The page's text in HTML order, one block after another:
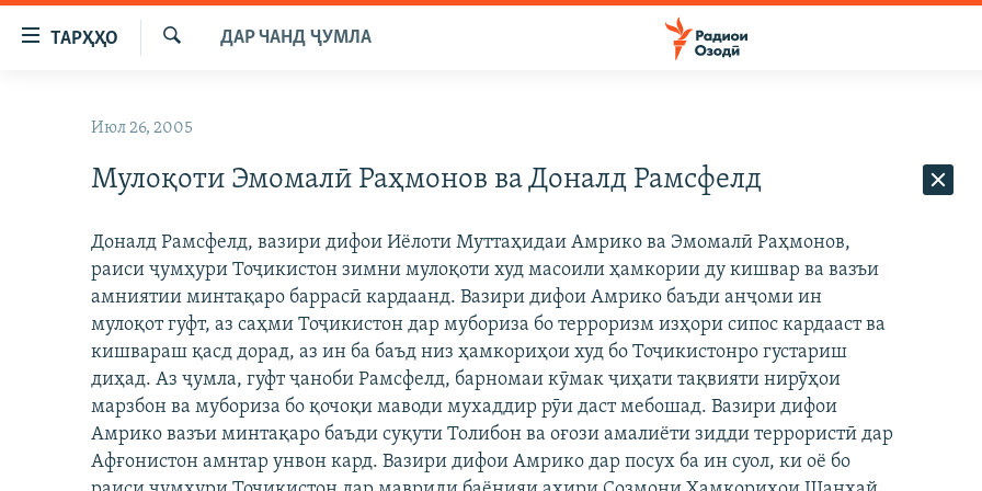
Пайвандҳои
дастрасӣ
ТАРҲҲО
ИҚТИСОД
ОСИЁИ МАРКАЗӢ
МЕҲМОНИ ОЗОДӢ
ВАРЗИШ
ГАПИ ОЗОД
РӮЗГОРИ МУҲОҶИР
ТАҲҚИҚОТ
ҶАНГ ДАР УКРАИНА
НАЗАРИ МАРДУМ
БЛОГИСТОН
ОЗОДӢ ОНЛАЙН
ЧАНДРАСОНАӢ
НИГОРИСТОН
РӮЙХАТҲО
КИТОБҲОИ ОЗОДӢ
ДАР ЧАНД ҶУМЛА
Июл 26, 2005
Мулоқоти Эмомалӣ Раҳмонов ва Доналд Рамсфелд
Доналд Рамсфелд, вазири дифои Иёлоти Муттаҳидаи Амрико ва Эмомалӣ Раҳмонов,
раиси ҷумҳури Тоҷикистон зимни мулоқоти худ масоили ҳамкории ду кишвар ва вазъи
амниятии минтақаро баррасӣ кардаaнд. Вазири дифои Амрико баъди анҷоми ин
мулоқот гуфт, аз саҳми Тоҷикистон дар мубориза бо терроризм изҳори сипос кардааст ва
кишвараш қасд дорад, аз ин ба баъд низ ҳамкориҳои худ бо Тоҷикистонро густариш
диҳад. Аз ҷумла, гуфт ҷаноби Рамсфелд, барномаи кӯмак ҷиҳати тақвияти нирӯҳои
марзбон ва мубориза бо қочоқи маводи мухаддир рӯи даст мебошад. Вазири дифои
Амрико вазъи минтақаро баъди суқути Толибон ва оғози амалиёти зидди террористӣ дар
Афғонистон амнтар унвон кард. Вазири дифои Амрико дар посух ба ин суол, ки оё бо